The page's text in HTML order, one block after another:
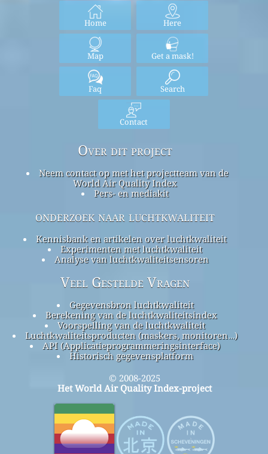
Home Here
Map Get a mask!
Faq Search
Contact
Over dit project
Neem contact op met het projectteam van de
World Air Quality Index
Pers- en mediakit
onderzoek naar luchtkwaliteit
Kennisbank en artikelen over luchtkwaliteit
Experimenten met luchtkwaliteit
Analyse van luchtkwaliteitsensoren
Veel Gestelde Vragen
Gegevensbron luchtkwaliteit
Berekening van de luchtkwaliteitsindex
Voorspelling van de luchtkwaliteit
Luchtkwaliteitsproducten (maskers, monitoren…)
API (Applicatieprogrammeringsinterface)
Historisch gegevensplatform
© 2008-2025
Het World Air Quality Index-project